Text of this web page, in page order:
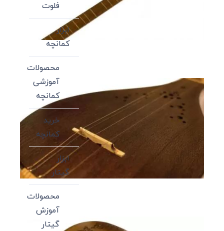
فلوت
ابزار
کمانچه
محصولات
آموزشی
کمانچه
خرید
کمانچه
ابزار
گیتار
محصولات
آموزش
گیتار